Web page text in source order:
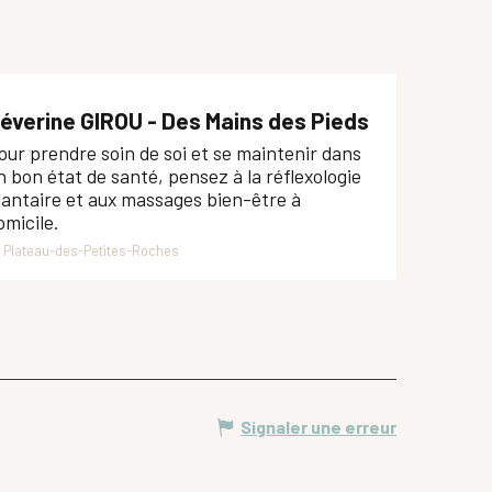
GIROU - Des Mains des Pieds
prendre soin de soi et se maintenir dans
bon état de santé, pensez à la réflexologie
et aux massages bien-être à
Plateau-des-Petites-Roches
Signaler une erreur